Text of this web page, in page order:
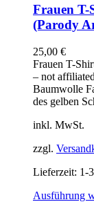
Frauen T-
(Parody
25,00 €
Frauen T-
– not
Baumwolle
des gelben
inkl. MwSt.
zzgl.
Lieferzeit: 1-
Ausführung